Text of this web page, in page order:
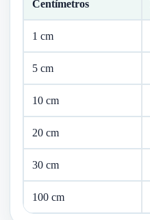
Centímetros
1 cm
5 cm
10 cm
20 cm
30 cm
100 cm